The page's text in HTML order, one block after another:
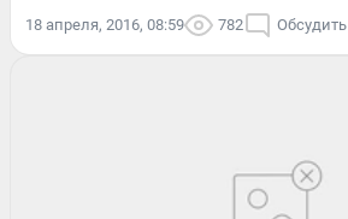
18 апреля, 2016, 08:59 782 Обсудить